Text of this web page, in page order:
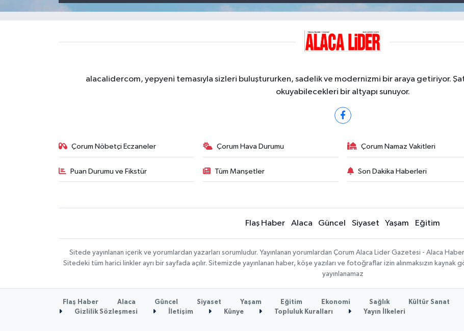
alacalidercom, yepyeni temasıyla sizleri buluştururken, sadelik ve modernizmi bir araya getiriyor.
okuyabilecekleri bir altyapı sunuyor.
Çorum Nöbetçi Eczaneler Çorum Hava Durumu Çorum Namaz Vakitleri
Puan Durumu ve Fikstür Tüm Manşetler Son Dakika Haberleri
Flaş Haber Alaca Güncel Siyaset Yaşam Eğitim
Sitede yayınlanan içerik ve yorumlardan yazarları sorumludur. Yayınlanan yorumlardan Çorum Alaca Lider Gazetesi - Alaca
Sitedeki tüm harici linkler ayrı bir sayfada açılır. Sitemizde yayınlanan haber, köşe yazıları ve fotoğraflar izin alınmaksızın
yayınlanamaz
Flaş Haber Alaca Güncel Siyaset Yaşam Eğitim Ekonomi Sağlık Kültür Sanat
Gizlilik Sözleşmesi
İletişim Künye Topluluk Kuralları Yayın İlkeleri